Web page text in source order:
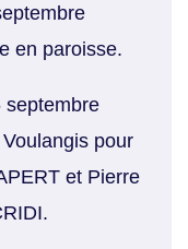
en paroisse.
septembre
pour
et Pierre